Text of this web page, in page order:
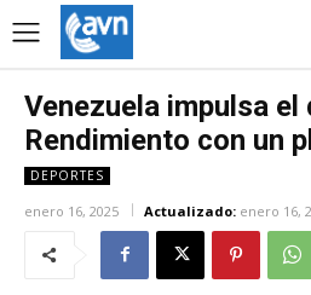
Venezuela impulsa
Rendimiento con un
DEPORTES
enero 16, 2025 Actualizado: enero 16,